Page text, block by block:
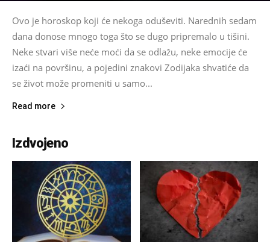
Ovo je horoskop koji će nekoga oduševiti. Narednih sedam
dana donose mnogo toga što se dugo pripremalo u tišini.
Neke stvari više neće moći da se odlažu, neke emocije će
izaći na površinu, a pojedini znakovi Zodijaka shvatiće da
se život može promeniti u samo...
Read more
Izdvojeno